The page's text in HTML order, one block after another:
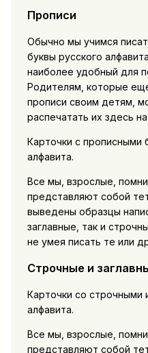
Прописи
Обычно мы учимся
буквы русского
наиболее удобный для
Родителям, которые
прописи своим детям,
распечатать их здесь
Карточки с прописными
алфавита.
Все мы, взрослые,
представляют собой
выведены образцы
заглавные, так и
не умея писать те или
Строчные и
Карточки со строчными
алфавита.
Все мы, взрослые,
представляют собой